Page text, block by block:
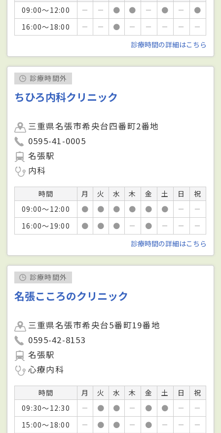
09:00～12:00
－ － ● ● － ● －
●
16:00～18:00
－ － ● － － － －
－
診療時間の詳細はこちら
診療時間外
ちひろ内科クリニック
三重県名張市希央台四番町2番地
0595-41-0005
名張駅
内科
時間 月 火 水 木 金 土 日
祝
09:00～12:00
● ● ● ● ● ● －
－
16:00～19:00
● ● ● － ● － －
－
診療時間の詳細はこちら
診療時間外
名張こころのクリニック
三重県名張市希央台5番町19番地
0595-42-8153
名張駅
心療内科
時間 月 火 水 木 金 土 日
祝
09:30～12:30
－ ● ● － ● ● －
－
15:00～18:00
－ ● ● － ● － －
－